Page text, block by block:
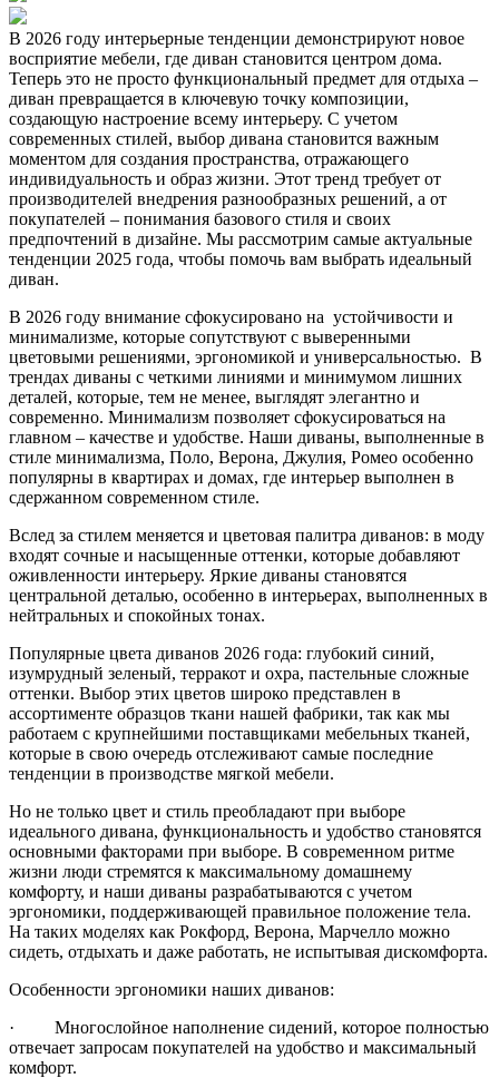
В 2026 году интерьерные тенденции демонстрируют новое
восприятие мебели, где диван становится центром дома.
Теперь это не просто функциональный предмет для отдыха –
диван превращается в ключевую точку композиции,
создающую настроение всему интерьеру. С учетом
современных стилей, выбор дивана становится важным
моментом для создания пространства, отражающего
индивидуальность и образ жизни. Этот тренд требует от
производителей внедрения разнообразных решений, а от
покупателей – понимания базового стиля и своих
предпочтений в дизайне. Мы рассмотрим самые актуальные
тенденции 2025 года, чтобы помочь вам выбрать идеальный
диван.
В 2026 году внимание сфокусировано на устойчивости и
минимализме, которые сопутствуют с выверенными
цветовыми решениями, эргономикой и универсальностью. В
трендах диваны с четкими линиями и минимумом лишних
деталей, которые, тем не менее, выглядят элегантно и
современно. Минимализм позволяет сфокусироваться на
главном – качестве и удобстве. Наши диваны, выполненные в
стиле минимализма, Поло, Верона, Джулия, Ромео особенно
популярны в квартирах и домах, где интерьер выполнен в
сдержанном современном стиле.
Вслед за стилем меняется и цветовая палитра диванов: в моду
входят сочные и насыщенные оттенки, которые добавляют
оживленности интерьеру. Яркие диваны становятся
центральной деталью, особенно в интерьерах, выполненных в
нейтральных и спокойных тонах.
Популярные цвета диванов 2026 года: глубокий синий,
изумрудный зеленый, терракот и охра, пастельные сложные
оттенки. Выбор этих цветов широко представлен в
ассортименте образцов ткани нашей фабрики, так как мы
работаем с крупнейшими поставщиками мебельных тканей,
которые в свою очередь отслеживают самые последние
тенденции в производстве мягкой мебели.
Но не только цвет и стиль преобладают при выборе
идеального дивана, функциональность и удобство становятся
основными факторами при выборе. В современном ритме
жизни люди стремятся к максимальному домашнему
комфорту, и наши диваны разрабатываются с учетом
эргономики, поддерживающей правильное положение тела.
На таких моделях как Рокфорд, Верона, Марчелло можно
сидеть, отдыхать и даже работать, не испытывая дискомфорта.
Особенности эргономики наших диванов:
· Многослойное наполнение сидений, которое полностью
отвечает запросам покупателей на удобство и максимальный
комфорт.